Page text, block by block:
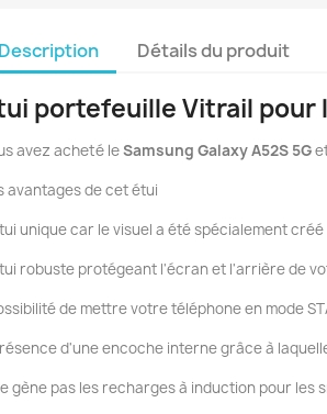
Description Détails du produit
portefeuille Vitrail
avez acheté leSamsung Galaxy A52S 5G
avantages de cet étui
unique car le visuel a été spécialement
robuste protégeant l'écran et l'arrière de
de mettre votre téléphone en mode
d'une encoche interne grâce à
gène pas les recharges à induction pour les